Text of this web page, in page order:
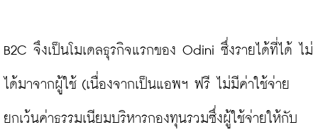
B2C จึงเป็นโมเดลธุรกิจแรกของ Odini ซึ่งรายได้ที่ได้ ไม่
ได้มาจากผู้ใช้ (เนื่องจากเป็นแอพฯ ฟรี ไม่มีค่าใช้จ่าย
ยกเว้นค่าธรรมเนียมบริหารกองทุนรวมซึ่งผู้ใช้จ่ายให้กับ